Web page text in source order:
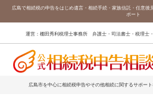
広島で相続税の申告をはじめ遺言・相続手続・家族信託・任意
ポート
運営：棚田秀利税理士事務所 弁護士・司法書士・税理士
広島市を中心に相続税申告やその他相続に関するサポー